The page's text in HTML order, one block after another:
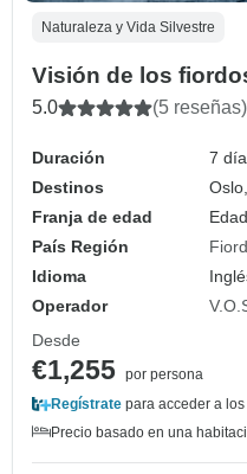
Naturaleza y Vida Silvestre
Visión de los
5.0 (5 reseñas)
Duración
7
Destinos
Oslo,
Franja de edad
País Región
Idioma
Operador
Desde
€1,255 por persona
Regístrate para acceder a
Precio basado en una